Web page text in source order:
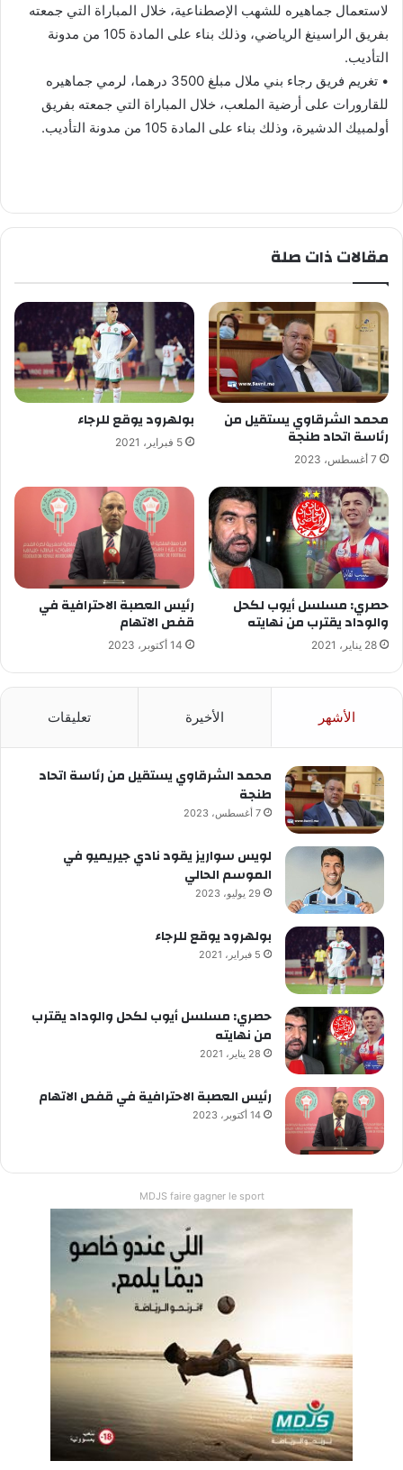
لاستعمال جماهيره للشهب الإصطناعية، خلال المباراة التي جمعته
بفريق الراسينغ الرياضي، وذلك بناء على المادة 105 من مدونة
التأديب.
• تغريم فريق رجاء بني ملال مبلغ 3500 درهما، لرمي جماهيره
للقارورات على أرضية الملعب، خلال المباراة التي جمعته بفريق
أولمبيك الدشيرة، وذلك بناء على المادة 105 من مدونة التأديب.
مقالات ذات صلة
محمد الشرقاوي يستقيل من
رئاسة اتحاد طنجة
7 أغسطس، 2023
بولهرود يوقع للرجاء
5 فبراير، 2021
حصري: مسلسل أيوب لكحل
والوداد يقترب من نهايته
28 يناير، 2021
رئيس العصبة الاحترافية في
قفص الاتهام
14 أكتوبر، 2023
الأشهر الأخيرة تعليقات
محمد الشرقاوي يستقيل من رئاسة اتحاد
طنجة
7 أغسطس، 2023
لويس سواريز يقود نادي جيريميو في
الموسم الحالي
29 يوليو، 2023
بولهرود يوقع للرجاء
5 فبراير، 2021
حصري: مسلسل أيوب لكحل والوداد يقترب
من نهايته
28 يناير، 2021
رئيس العصبة الاحترافية في قفص الاتهام
14 أكتوبر، 2023
MDJS faire gagner le sport